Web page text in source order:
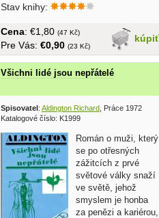
Stav knihy:
kúpiť
Cena: €1,80 (47 Kč)
Pre Vás: €0,90 (23 Kč)
Všichni lidé jsou nepřátelé
Spisovatel: Aldington Richard , Práce 1972
Katalogové číslo: K1999
Román o muži, který
se po otřesných
zážitcích z prvé
světové války snaží
ve světě, jehož
smyslem je honba
za penězi a kariérou,